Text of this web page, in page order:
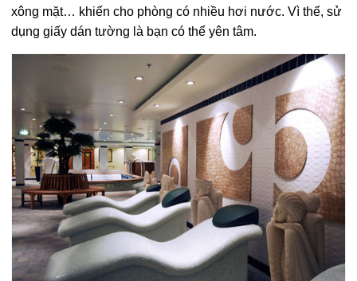
xông mặt… khiến cho phòng có nhiều hơi nước. Vì thế, sử
dụng giấy dán tường là bạn có thể yên tâm.